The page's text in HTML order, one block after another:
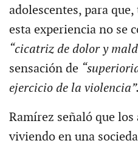
adolescentes, para
esta experiencia no se
“cicatriz de dolor y
sensación de
ejercicio de la violencia”.
Ramírez señaló que los
viviendo en una